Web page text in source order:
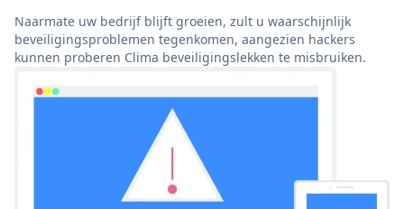
Naarmate uw bedrijf blijft groeien, zult u waarschijnlijk
beveiligingsproblemen tegenkomen, aangezien hackers
kunnen proberen Clima beveiligingslekken te misbruiken.